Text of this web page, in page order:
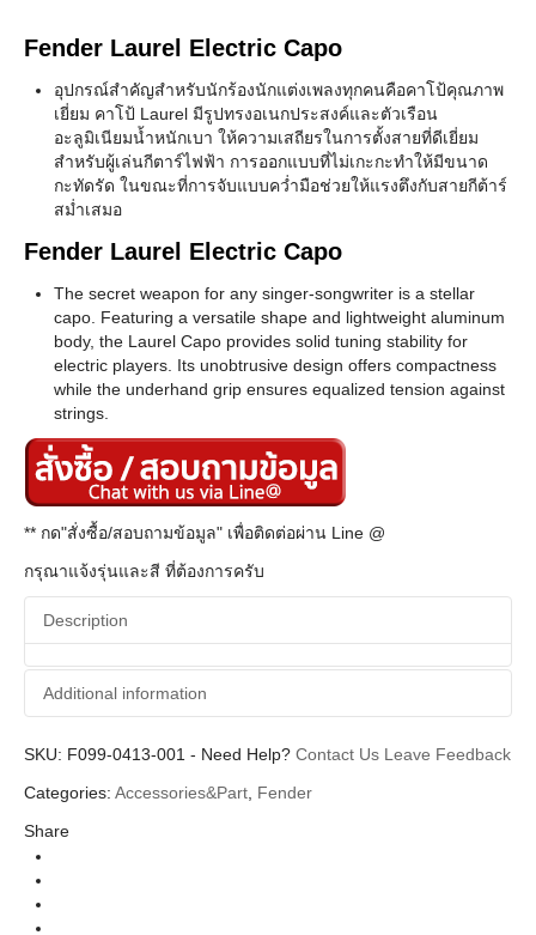
Fender Laurel Electric Capo
อุปกรณ์สำคัญสำหรับนักร้องนักแต่งเพลงทุกคนคือคาโป้คุณภาพ
เยี่ยม คาโป้ Laurel มีรูปทรงอเนกประสงค์และตัวเรือน
อะลูมิเนียมน้ำหนักเบา ให้ความเสถียรในการตั้งสายที่ดีเยี่ยม
สำหรับผู้เล่นกีตาร์ไฟฟ้า การออกแบบที่ไม่เกะกะทำให้มีขนาด
กะทัดรัด ในขณะที่การจับแบบคว่ำมือช่วยให้แรงตึงกับสายกีต้าร์
สม่ำเสมอ
Fender Laurel Electric Capo
The secret weapon for any singer-songwriter is a stellar
capo. Featuring a versatile shape and lightweight aluminum
body, the Laurel Capo provides solid tuning stability for
electric players. Its unobtrusive design offers compactness
while the underhand grip ensures equalized tension against
strings.
** กด"สั่งซื้อ/สอบถามข้อมูล" เพื่อติดต่อผ่าน Line @
กรุณาแจ้งรุ่นและสี ที่ต้องการครับ
Description
Additional information
Additional information
Brands Fender
SKU: F099-0413-001 - Need Help? Contact Us Leave Feedback
Categories: Accessories&Part Fender
Share